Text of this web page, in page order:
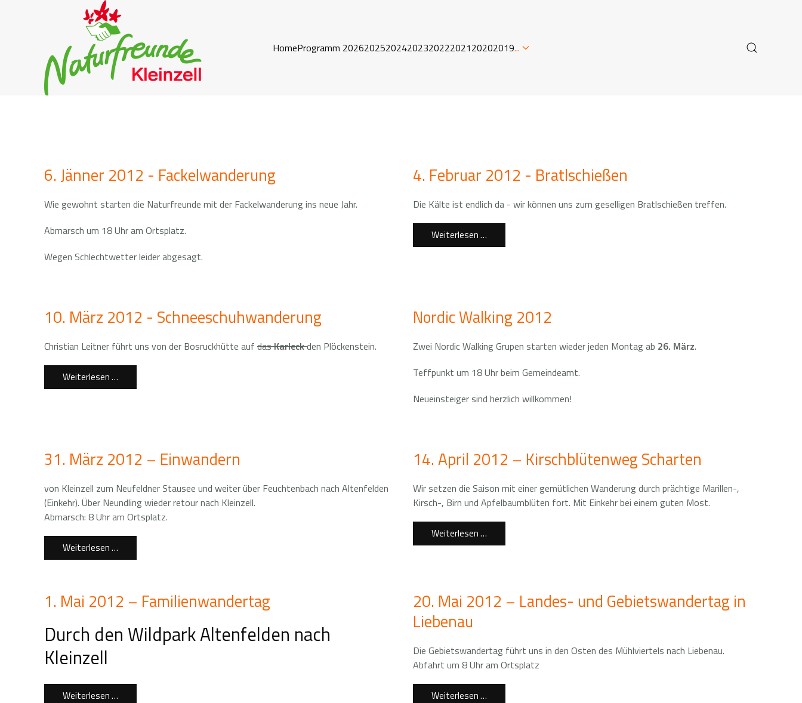
HomeProgramm 20262025202420232022202120202019...
6. Jänner 2012 - Fackelwanderung
Wie gewohnt starten die Naturfreunde mit der Fackelwanderung ins neue Jahr.
Abmarsch um 18 Uhr am Ortsplatz.
Wegen Schlechtwetter leider abgesagt.
4. Februar 2012 - Bratlschießen
Die Kälte ist endlich da - wir können uns zum geselligen Bratlschießen treffen.
Weiterlesen …
10. März 2012 - Schneeschuhwanderung
Christian Leitner führt uns von der Bosruckhütte auf dasKarleckden Plöckenstein.
Weiterlesen …
Nordic Walking 2012
Zwei Nordic Walking Grupen starten wieder jeden Montag ab 26. März.
Teffpunkt um 18 Uhr beim Gemeindeamt.
Neueinsteiger sind herzlich willkommen!
31. März 2012 – Einwandern
von Kleinzell zum Neufeldner Stausee und weiter über Feuchtenbach nach Altenfelden
(Einkehr). Über Neundling wieder retour nach Kleinzell.
Abmarsch: 8 Uhr am Ortsplatz.
Weiterlesen …
14. April 2012 – Kirschblütenweg Scharten
Wir setzen die Saison mit einer gemütlichen Wanderung durch prächtige Marillen-,
Kirsch-, Birn und Apfelbaumblüten fort. Mit Einkehr bei einem guten Most.
Weiterlesen …
1. Mai 2012 – Familienwandertag
Durch den Wildpark Altenfelden nach
Kleinzell
Weiterlesen …
20. Mai 2012 – Landes- und Gebietswandertag in
Liebenau
Die Gebietswandertag führt uns in den Osten des Mühlviertels nach Liebenau.
Abfahrt um 8 Uhr am Ortsplatz
Weiterlesen …